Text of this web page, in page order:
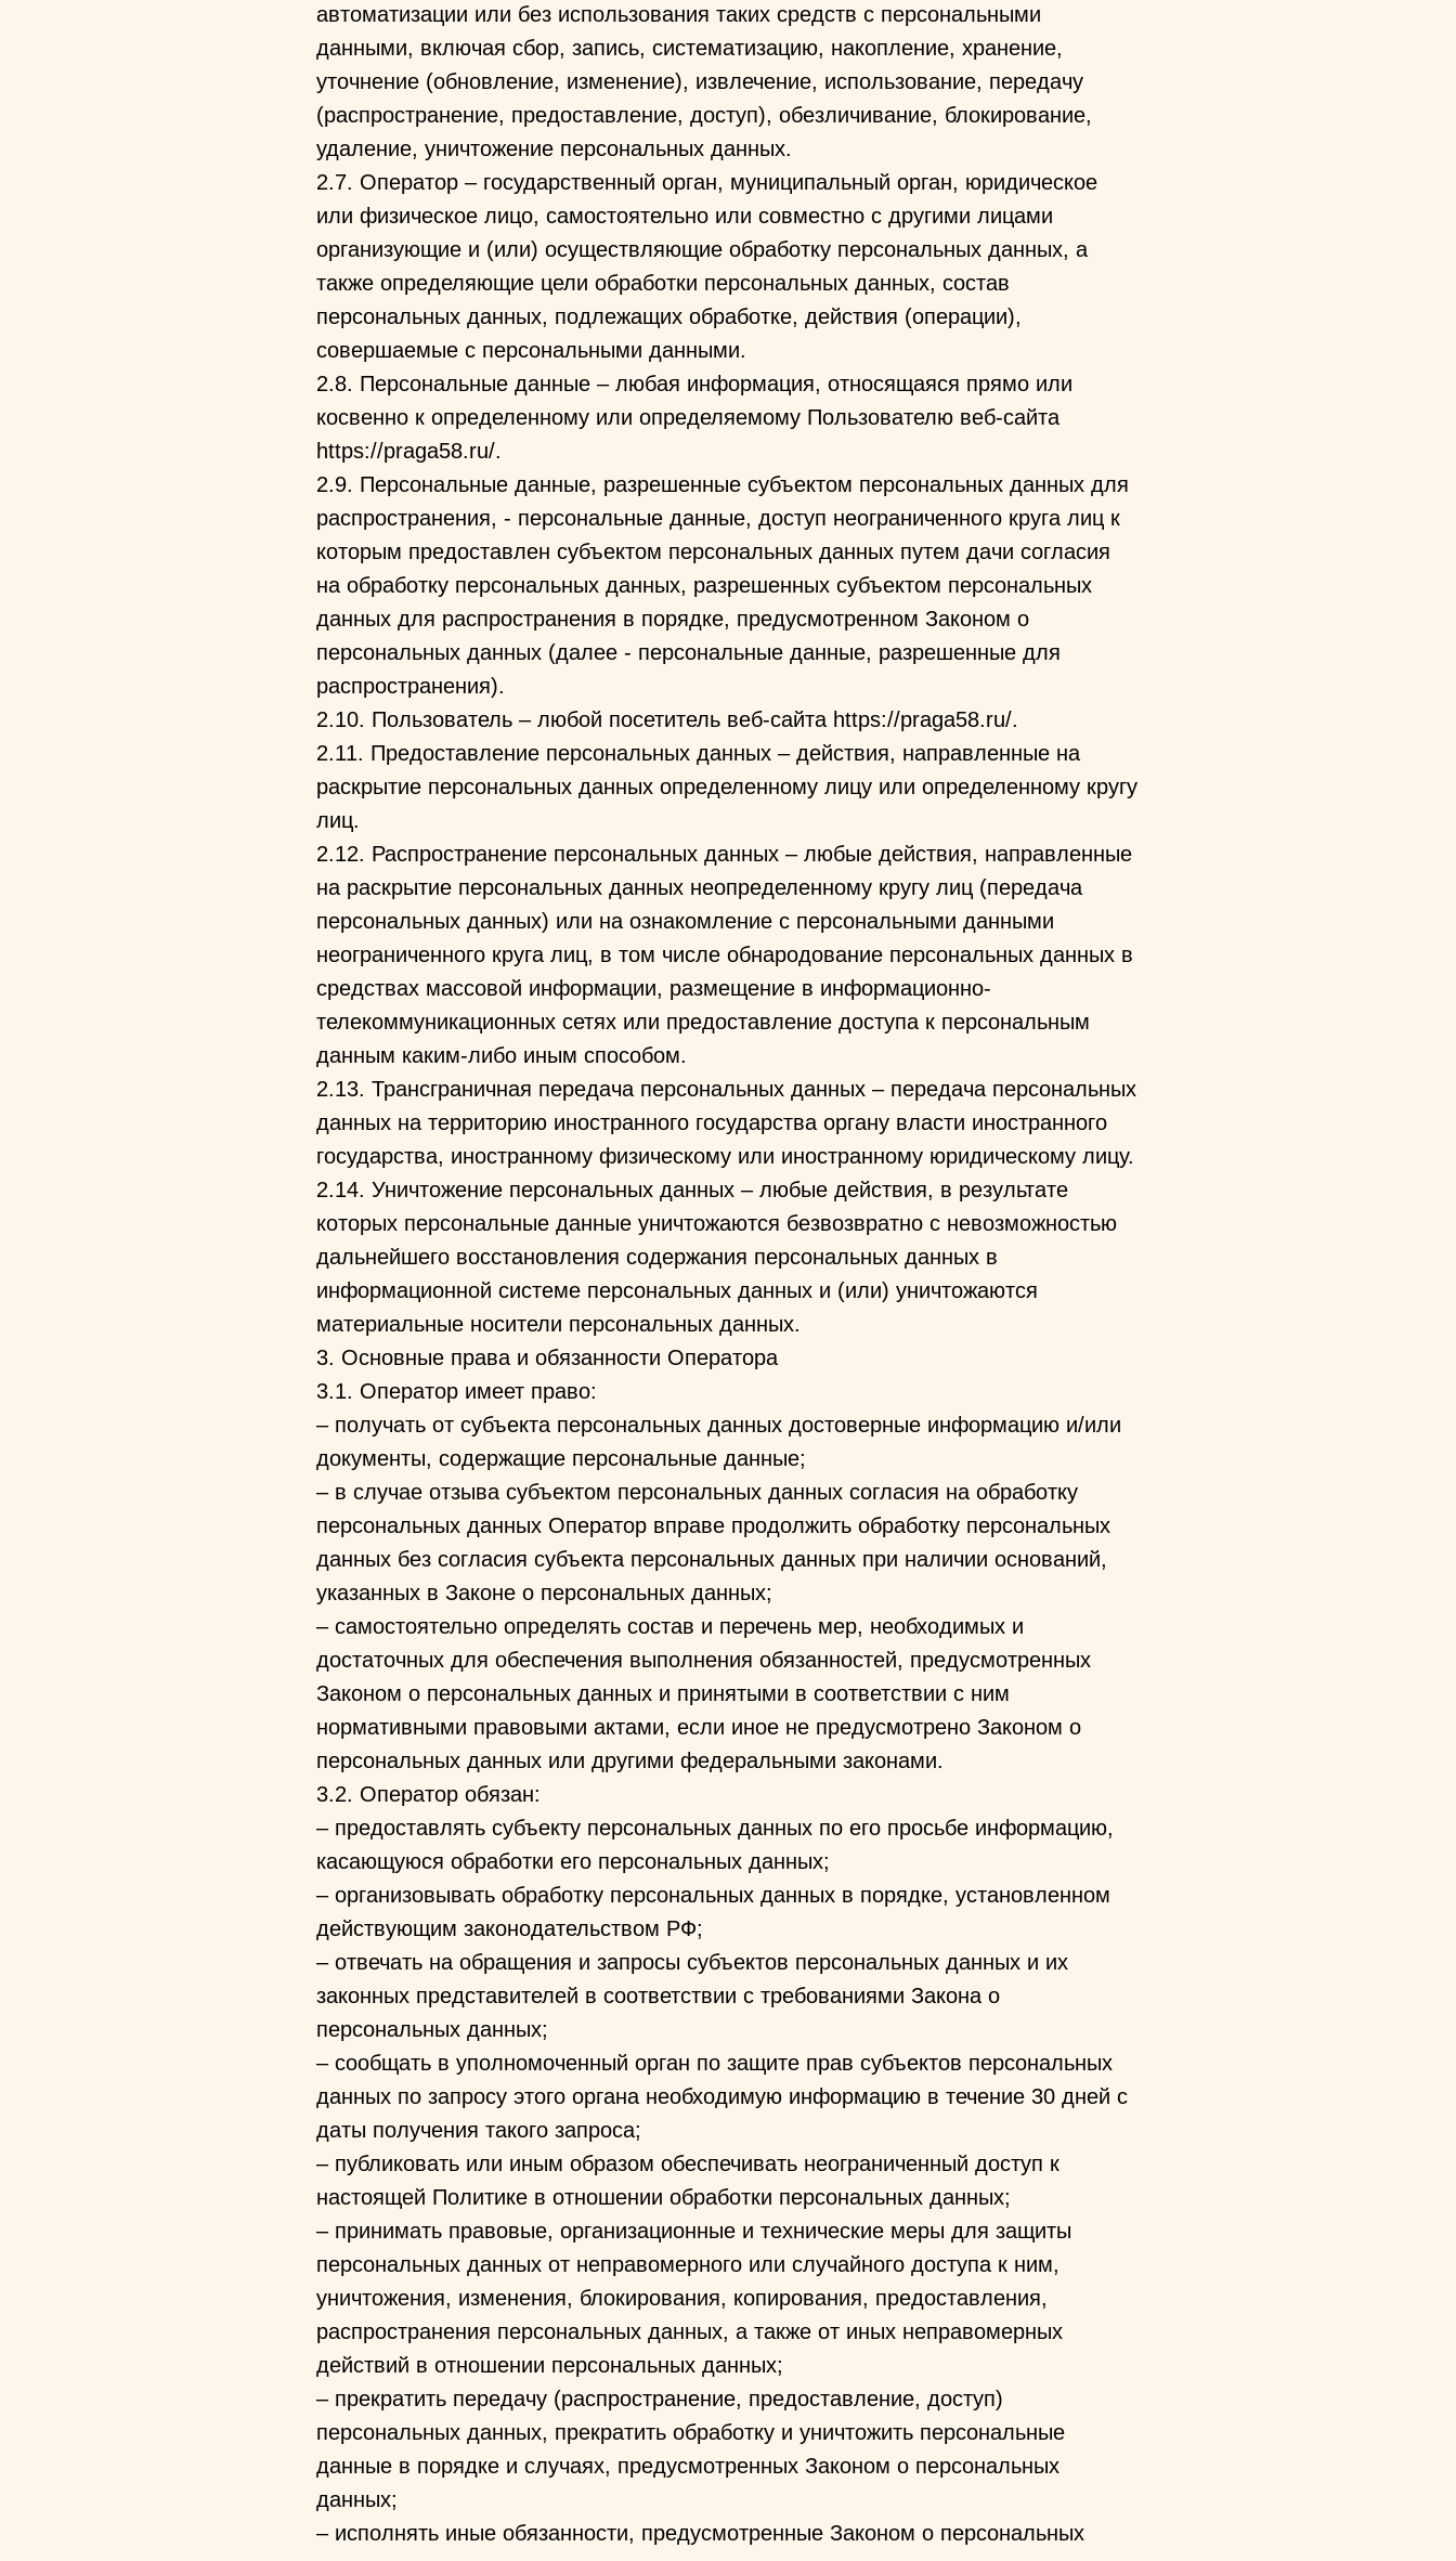
автоматизации или без использования таких средств с персональными
данными, включая сбор, запись, систематизацию, накопление, хранение,
уточнение (обновление, изменение), извлечение, использование, передачу
(распространение, предоставление, доступ), обезличивание, блокирование,
удаление, уничтожение персональных данных.
2.7. Оператор – государственный орган, муниципальный орган, юридическое
или физическое лицо, самостоятельно или совместно с другими лицами
организующие и (или) осуществляющие обработку персональных данных, а
также определяющие цели обработки персональных данных, состав
персональных данных, подлежащих обработке, действия (операции),
совершаемые с персональными данными.
2.8. Персональные данные – любая информация, относящаяся прямо или
косвенно к определенному или определяемому Пользователю веб-сайта
https://praga58.ru/.
2.9. Персональные данные, разрешенные субъектом персональных данных для
распространения, - персональные данные, доступ неограниченного круга лиц к
которым предоставлен субъектом персональных данных путем дачи согласия
на обработку персональных данных, разрешенных субъектом персональных
данных для распространения в порядке, предусмотренном Законом о
персональных данных (далее - персональные данные, разрешенные для
распространения).
2.10. Пользователь – любой посетитель веб-сайта https://praga58.ru/.
2.11. Предоставление персональных данных – действия, направленные на
раскрытие персональных данных определенному лицу или определенному кругу
лиц.
2.12. Распространение персональных данных – любые действия, направленные
на раскрытие персональных данных неопределенному кругу лиц (передача
персональных данных) или на ознакомление с персональными данными
неограниченного круга лиц, в том числе обнародование персональных данных в
средствах массовой информации, размещение в информационно-
телекоммуникационных сетях или предоставление доступа к персональным
данным каким-либо иным способом.
2.13. Трансграничная передача персональных данных – передача персональных
данных на территорию иностранного государства органу власти иностранного
государства, иностранному физическому или иностранному юридическому лицу.
2.14. Уничтожение персональных данных – любые действия, в результате
которых персональные данные уничтожаются безвозвратно с невозможностью
дальнейшего восстановления содержания персональных данных в
информационной системе персональных данных и (или) уничтожаются
материальные носители персональных данных.
3. Основные права и обязанности Оператора
3.1. Оператор имеет право:
– получать от субъекта персональных данных достоверные информацию и/или
документы, содержащие персональные данные;
– в случае отзыва субъектом персональных данных согласия на обработку
персональных данных Оператор вправе продолжить обработку персональных
данных без согласия субъекта персональных данных при наличии оснований,
указанных в Законе о персональных данных;
– самостоятельно определять состав и перечень мер, необходимых и
достаточных для обеспечения выполнения обязанностей, предусмотренных
Законом о персональных данных и принятыми в соответствии с ним
нормативными правовыми актами, если иное не предусмотрено Законом о
персональных данных или другими федеральными законами.
3.2. Оператор обязан:
– предоставлять субъекту персональных данных по его просьбе информацию,
касающуюся обработки его персональных данных;
– организовывать обработку персональных данных в порядке, установленном
действующим законодательством РФ;
– отвечать на обращения и запросы субъектов персональных данных и их
законных представителей в соответствии с требованиями Закона о
персональных данных;
– сообщать в уполномоченный орган по защите прав субъектов персональных
данных по запросу этого органа необходимую информацию в течение 30 дней с
даты получения такого запроса;
– публиковать или иным образом обеспечивать неограниченный доступ к
настоящей Политике в отношении обработки персональных данных;
– принимать правовые, организационные и технические меры для защиты
персональных данных от неправомерного или случайного доступа к ним,
уничтожения, изменения, блокирования, копирования, предоставления,
распространения персональных данных, а также от иных неправомерных
действий в отношении персональных данных;
– прекратить передачу (распространение, предоставление, доступ)
персональных данных, прекратить обработку и уничтожить персональные
данные в порядке и случаях, предусмотренных Законом о персональных
данных;
– исполнять иные обязанности, предусмотренные Законом о персональных